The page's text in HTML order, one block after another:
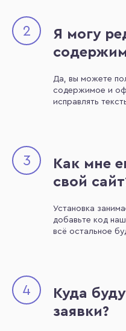
2
Я могу
Да, вы можете
содержимое и
исправлять
3
Как мне
свой
Установка
добавьте код
всё остальное
4
Куда
заявки?